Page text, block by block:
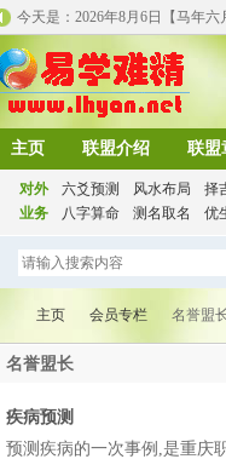
今天是： 2026年8月6日【马年六
主页 联盟介绍 联盟
对外 六爻预测 风水布局
择
业务
八字算命 测名取名 优
千 ›
主页
›
会员专栏 名誉盟
名誉盟长
疾病预测
预测疾病的一次事例,是重庆